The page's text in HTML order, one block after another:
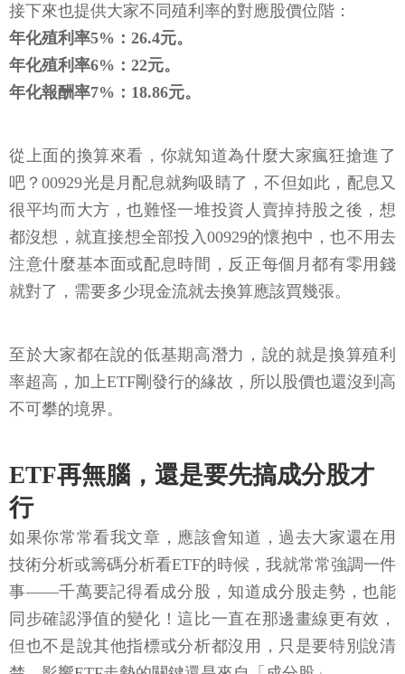
接下來也提供大家不同殖利率的對應股價位階：
年化殖利率5%：26.4元。
年化殖利率6%：22元。
年化報酬率7%：18.86元。
從上面的換算來看，你就知道為什麼大家瘋狂搶進了
吧？00929光是月配息就夠吸睛了，不但如此，配息又
很平均而大方，也難怪一堆投資人賣掉持股之後，想
都沒想，就直接想全部投入00929的懷抱中，也不用去
注意什麼基本面或配息時間，反正每個月都有零用錢
就對了，需要多少現金流就去換算應該買幾張。
至於大家都在說的低基期高潛力，說的就是換算殖利
率超高，加上ETF剛發行的緣故，所以股價也還沒到高
不可攀的境界。
ETF再無腦，還是要先搞成分股才
行
如果你常常看我文章，應該會知道，過去大家還在用
技術分析或籌碼分析看ETF的時候，我就常常強調一件
事——千萬要記得看成分股，知道成分股走勢，也能
同步確認淨值的變化！這比一直在那邊畫線更有效，
但也不是說其他指標或分析都沒用，只是要特別說清